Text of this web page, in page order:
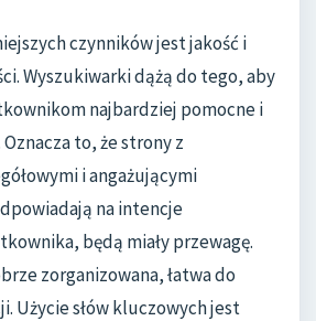
czynników jest jakość i
Wyszukiwarki dążą do tego, aby
najbardziej pomocne i
to, że strony z
i angażującymi
na intencje
będą miały przewagę.
zorganizowana, łatwa do
Użycie słów kluczowych jest